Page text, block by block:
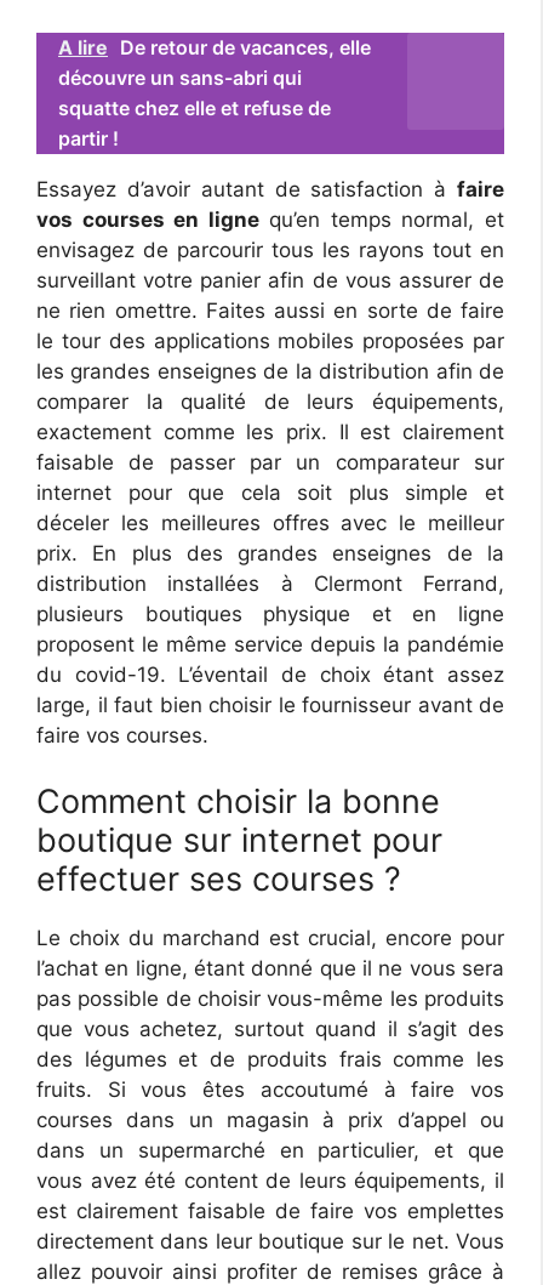
A lire De retour de vacances, elle
découvre un sans-abri qui
squatte chez elle et refuse de
partir !
Essayez d’avoir autant de satisfaction à faire
vos courses en lignequ’en temps normal, et
envisagez de parcourir tous les rayons tout en
surveillant votre panier afin de vous assurer de
ne rien omettre. Faites aussi en sorte de faire
le tour des applications mobiles proposées par
les grandes enseignes de la distribution afin de
comparer la qualité de leurs équipements,
exactement comme les prix. Il est clairement
faisable de passer par un comparateur sur
internet pour que cela soit plus simple et
déceler les meilleures offres avec le meilleur
prix. En plus des grandes enseignes de la
distribution installées à Clermont Ferrand,
plusieurs boutiques physique et en ligne
proposent le même service depuis la pandémie
du covid-19. L’éventail de choix étant assez
large, il faut bien choisir le fournisseur avant de
faire vos courses.
Comment choisir la bonne
boutique sur internet pour
effectuer ses courses ?
Le choix du marchand est crucial, encore pour
l’achat en ligne, étant donné que il ne vous sera
pas possible de choisir vous-même les produits
que vous achetez, surtout quand il s’agit des
des légumes et de produits frais comme les
fruits. Si vous êtes accoutumé à faire vos
courses dans un magasin à prix d’appel ou
dans un supermarché en particulier, et que
vous avez été content de leurs équipements, il
est clairement faisable de faire vos emplettes
directement dans leur boutique sur le net. Vous
allez pouvoir ainsi profiter de remises grâce à